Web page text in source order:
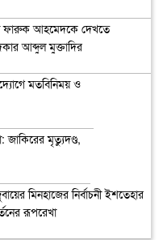
ফারুক আহমেদকে দেখতে
আব্দুল মুক্তাদির
মতবিনিময় ও
জাকিরের মৃত্যুদণ্ড,
মিনহাজের নির্বাচনী ইশতেহার
রূপরেখা